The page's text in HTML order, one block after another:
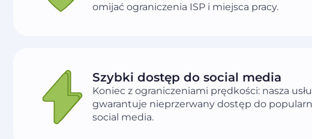
omijać ograniczenia ISP i miejsca pracy.
Szybki dostęp do social media
Koniec z ograniczeniami prędkości: nasza
gwarantuje nieprzerwany dostęp do
social media.